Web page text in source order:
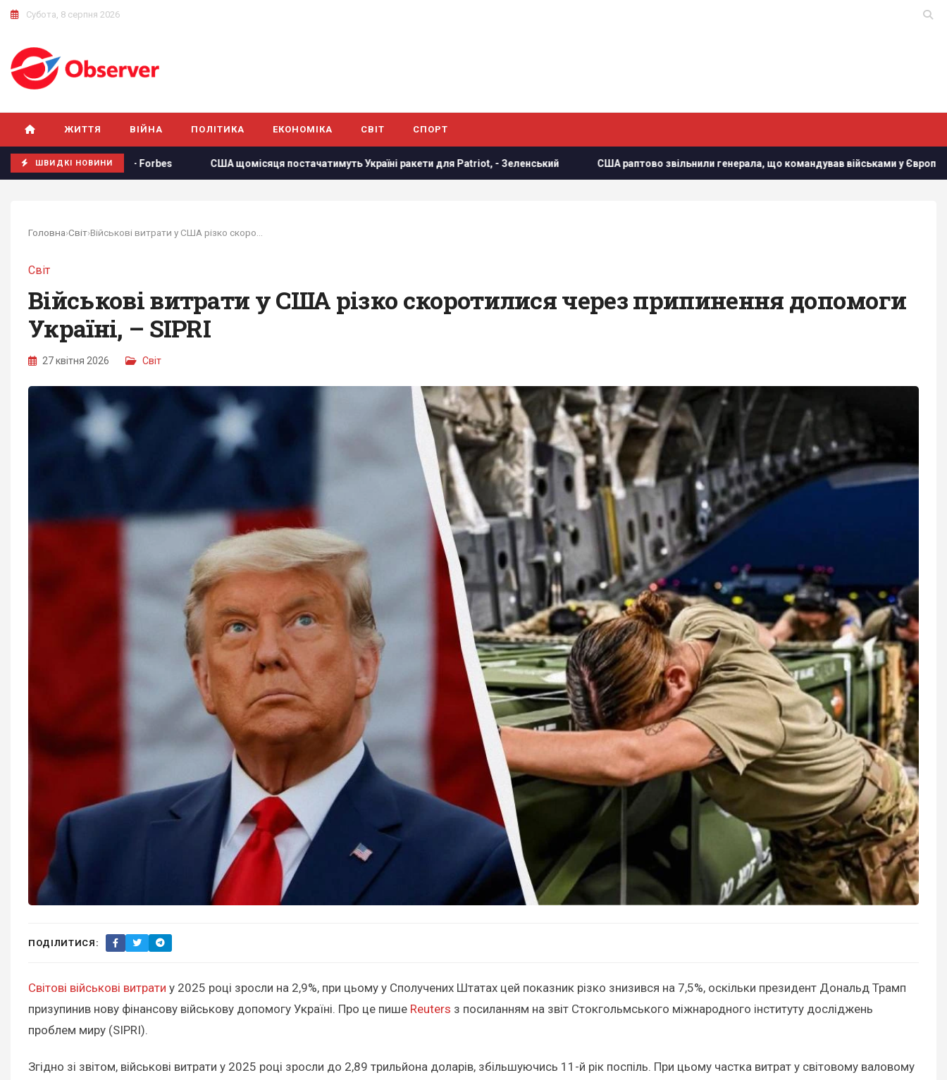
Субота, 8 серпня 2026
ЖИТТЯ ВІЙНА ПОЛІТИКА ЕКОНОМІКА СВІТ СПОРТ
ШВИДКІ НОВИНИ
- Forbes США щомісяця постачатимуть Україні ракети для Patriot, - Зеленський США раптово звільнили генерала, що командував військами у Європі У
Головна›Світ›
Світ
Військові витрати у США різко скоротилися через припинення допомоги
Україні, – SIPRI
27 квітня 2026 Світ
ПОДІЛИТИСЯ:
Світові військові витрати у 2025 році зросли на 2,9%, при цьому у Сполучених Штатах цей показник різко знизився на 7,5%, оскільки президент Дональд Трамп
призупинив нову фінансову військову допомогу Україні. Про це пише Reuters з посиланням на звіт Стокгольмського міжнародного інституту досліджень
проблем миру (SIPRI).
Згідно зі звітом, військові витрати у 2025 році зросли до 2,89 трильйона доларів, збільшуючись 11-й рік поспіль. При цьому частка витрат у світовому валовому